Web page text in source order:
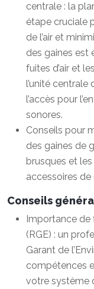
centrale : la
étape cruciale
de l’air et
des gaines est
fuites d’air et
l’unité
l’accès pour
sonores.
Conseils pour
des gaines de
brusques et
accessoires de
Conseils
Importance de
(RGE) : un
Garant de
compétences
votre système